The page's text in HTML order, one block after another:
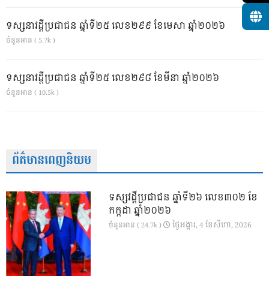
ទស្សនាវដ្ដីប្រជាជន ឆ្នាំទី២៥ លេខ២៩៩ ខែមេសា ឆ្នាំ២០២៦
ចំនួនអាន ( 5.7k )
ទស្សនាវដ្ដីប្រជាជន ឆ្នាំទី២៥ លេខ២៩៨ ខែមីនា ឆ្នាំ២០២៦
ចំនួនអាន ( 10.5k )
ព័ត៌មានពេញនិយម
ទស្សវដ្តីប្រជាជន ឆ្នាំទី២៦ លេខ៣០២ ខែ
កក្កដា ឆ្នាំ២០២៦
ចំនួនអាន ( 24.7k ) ថ្ងៃ​អង្គារ, 4 ខែ​សីហា, 2026